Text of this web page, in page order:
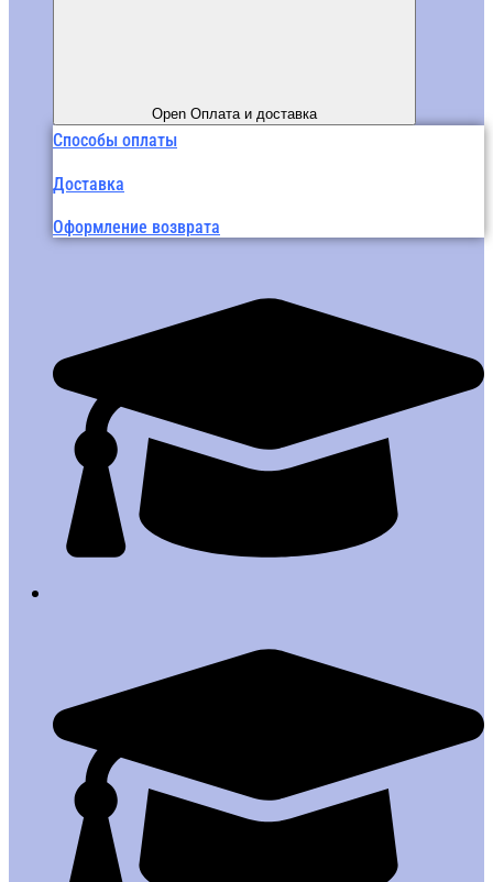
Open Оплата и доставка
Способы оплаты
Доставка
Оформление возврата